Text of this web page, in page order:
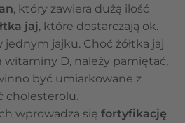
, który zawiera dużą ilość
jaj, które dostarczają ok.
jajku. Choć żółtka jaj
witaminy D, należy pamiętać,
być umiarkowane z
cholesterolu.
wprowadza się fortyfikację